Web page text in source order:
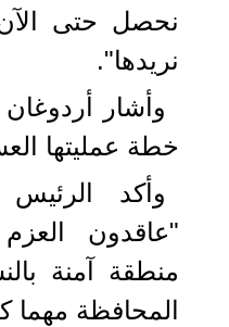
نحصل حتى الآن
نريدها".
وأشار
خطة عمليتها
وأكد
"عاقدون
منطقة آمنة
المحافظة